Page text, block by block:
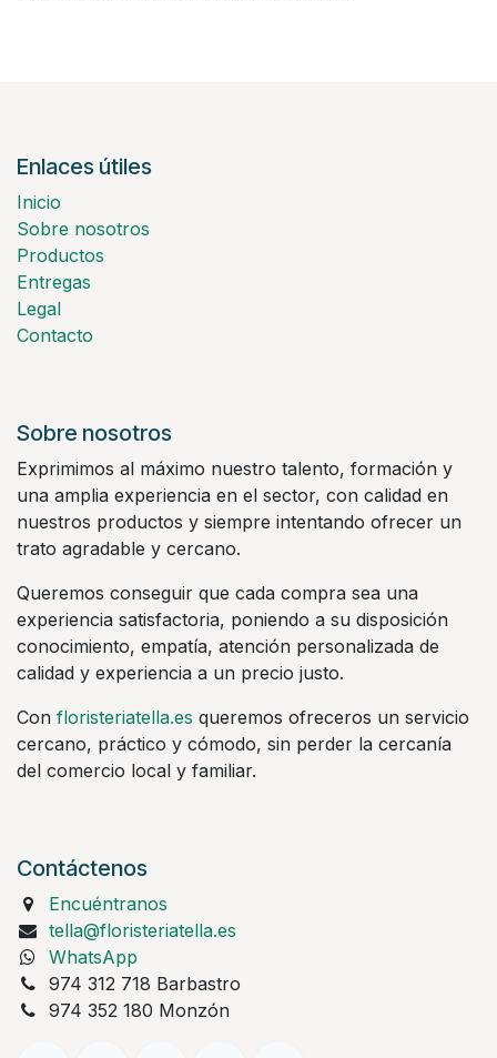
Enlaces útiles
Inicio
Sobre nosotros
Productos
Entregas
Legal
Contacto
Sobre nosotros
Exprimimos al máximo nuestro talento, formación y
una amplia experiencia en el sector, con calidad en
nuestros productos y siempre intentando ofrecer un
trato agradable y cercano.
Queremos conseguir que cada compra sea una
experiencia satisfactoria, poniendo a su disposición
conocimiento, empatía, atención personalizada de
calidad y experiencia a un precio justo.
Con floristeriatella.es queremos ofreceros un servicio
cercano, práctico y cómodo, sin perder la cercanía
del comercio local y familiar.
Contáctenos
Encuéntranos
tella@floristeriatella.es
WhatsApp
974 312 718 Barbastro
974 352 180 Monzón